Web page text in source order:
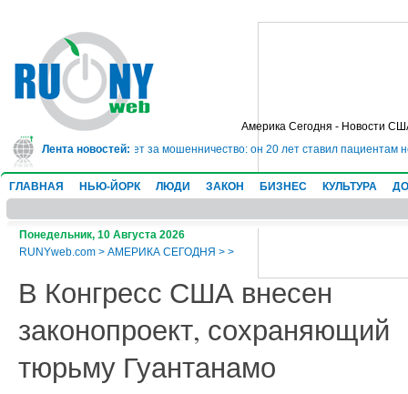
Америка Сегодня - Новости
Лента новостей:
в тюрьму на 10 лет за мошенничество: он 20 лет ставил пациентам
ГЛАВНАЯ НЬЮ-ЙОРК ЛЮДИ ЗАКОН БИЗНЕС КУЛЬТУРА
Понедельник, 10 Августа 2026
RUNYweb.com > АМЕРИКА СЕГОДНЯ > >
В Конгресс США внесен
законопроект, сохраняющий
тюрьму Гуантанамо